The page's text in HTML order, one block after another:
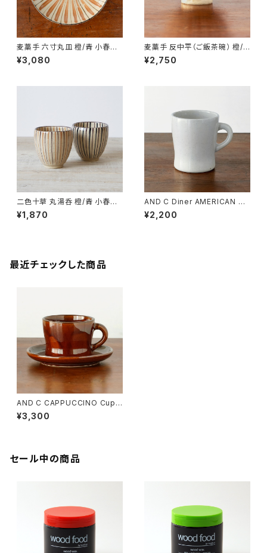
麦藁手 六寸丸皿 橙/青 小春花
窯 瀬戸焼【伝統工芸品】【民藝
品】【ギフト プレゼント】【父の日
¥3,080
麦藁手 反中平（ご飯茶碗） 橙/
青 小春花窯 瀬戸焼【伝統工芸
品】【民藝品】【飯碗】【ギフト プレ
¥2,750
二色十草 丸湯呑 橙/青 小春花
窯 瀬戸焼【伝統工芸品】【民藝
品】【ギフト プレゼント】【父の日
¥1,870
AND C Diner AMERICAN M
UG White/Black/Brown/Gra
y【瀬戸焼】【エムエムヨシハシ】
¥2,200
最近チェックした商品
AND C CAPPUCCINO Cup&
Saucer White/Black/Brow
n/Gray【瀬戸焼】【エムエムヨシ
¥3,300
セール中の商品